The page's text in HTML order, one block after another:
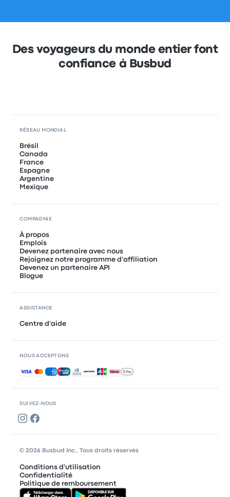
Des voyageurs du monde entier font
confiance à Busbud
SUIVEZ-NOUS
RÉSEAU MONDIAL
Brésil
Canada
France
Espagne
Argentine
Mexique
COMPAGNIE
À propos
Emplois
Devenez partenaire avec nous
Rejoignez notre programme d'affiliation
Devenez un partenaire API
Blogue
ASSISTANCE
Centre d'aide
NOUS ACCEPTONS
Paiements acceptés
© 2026 Busbud Inc., Tous droits réservés
Conditions d'utilisation
Confidentialité
Politique de remboursement